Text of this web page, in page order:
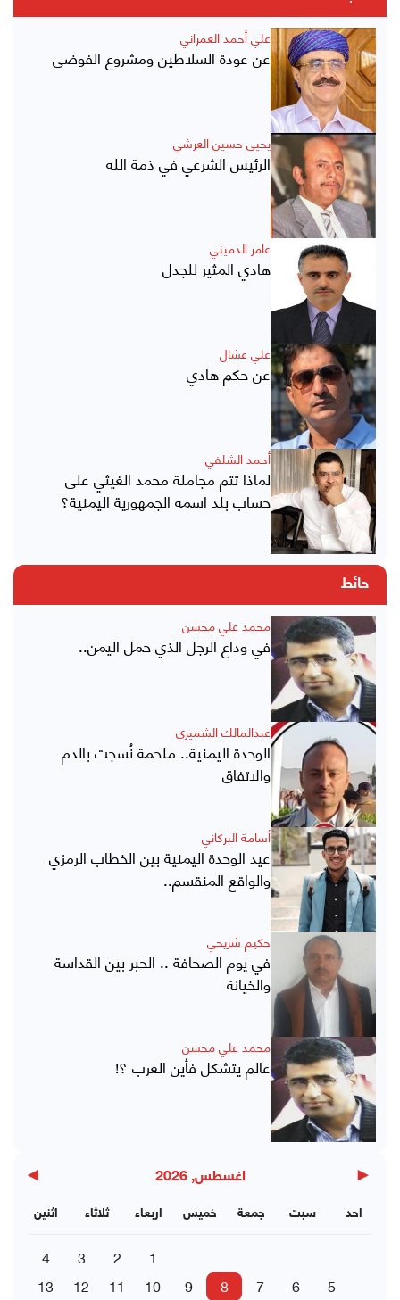
علي أحمد العمراني
عن عودة السلاطين ومشروع الفوضى
يحيى حسين العرشي
الرئيس الشرعي في ذمة الله
عامر الدميني
هادي المثير للجدل
علي عشال
عن حكم هادي
أحمد الشلفي
لماذا تتم مجاملة محمد الغيثي على
حساب بلد اسمه الجمهورية اليمنية؟
حائط
محمد علي محسن
في وداع الرجل الذي حمل اليمن..
عبدالمالك الشميري
الوحدة اليمنية.. ملحمة نُسجت بالدم
والاتفاق
أسامة البركاني
عيد الوحدة اليمنية بين الخطاب الرمزي
والواقع المنقسم..
حكيم شريحي
في يوم الصحافة .. الحبر بين القداسة
والخيانة
محمد علي محسن
عالم يتشكل فأين العرب ؟!
◀ اغسطس, 2026 ▶
اثنين ثلاثاء اربعاء خميس جمعة سبت احد
1
2
3
4
5
6
7
8
9
10
11
12
13